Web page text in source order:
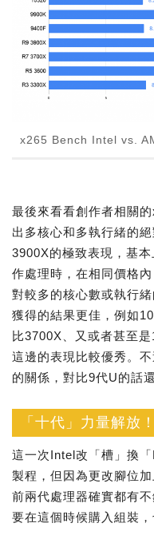
x265 Bench Intel vs.
最後來看看創作者相關
出多核心和多執行緒的
3900X的極致表現，基
作處理時，在相同價格
對較多的核心數或執行
獲得的結果更佳，例如
比3700X、又或者甚至
這邊的表現比較優秀。
的關係，對比9代U的話
「十代」力量解放
這一次Intel改「槽」換
製程，但因為更改腳位
前兩代處理器確實都有
要在這個時候購入組裝